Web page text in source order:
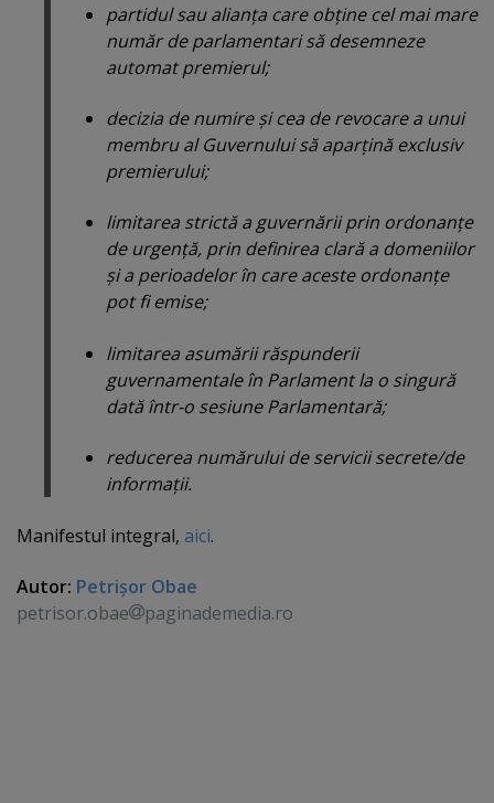
partidul sau alianţa care obţine cel mai mare
număr de parlamentari să desemneze
automat premierul;
decizia de numire şi cea de revocare a unui
membru al Guvernului să aparţină exclusiv
premierului;
limitarea strictă a guvernării prin ordonanţe
de urgenţă, prin definirea clară a domeniilor
şi a perioadelor în care aceste ordonanţe
pot fi emise;
limitarea asumării răspunderii
guvernamentale în Parlament la o singură
dată într-o sesiune Parlamentară;
reducerea numărului de servicii secrete/de
informaţii.
Manifestul integral, aici.
Autor: Petrişor Obae
petrisor.obae
paginademedia.ro